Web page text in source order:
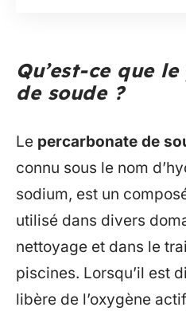
Qu’est-ce que
de soude ?
Le percarbonate de
connu sous le nom
sodium, est un
utilisé dans divers
nettoyage et dans le
piscines. Lorsqu’il est
libère de l’oxygène